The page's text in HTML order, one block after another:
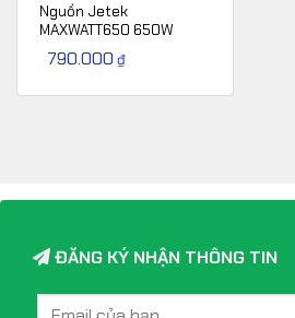
Nguồn Jetek
MAXWATT650 650W
790.000 ₫
ĐĂNG KÝ NHẬN THÔNG TIN